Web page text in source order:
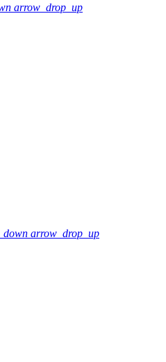
arrow_drop_up
arrow_drop_up